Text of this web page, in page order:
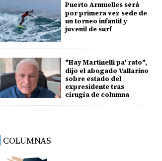
Puerto Armuelles será
por primera vez sede de
un torneo infantil y
juvenil de surf
"Hay Martinelli pa' rato",
dijo el abogado Vallarino
sobre estado del
expresidente tras
cirugía de columna
COLUMNAS